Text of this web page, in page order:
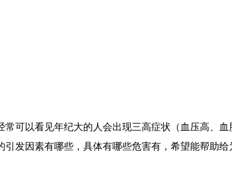
可以看见年纪大的人会出现三高症状（血压高、
发因素有哪些，具体有哪些危害有，希望能帮助给